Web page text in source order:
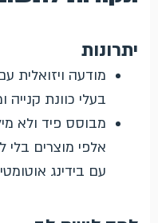
יתרונות
מודעה ויזואלית
בעלי כוונת
מבוסס פיד ולא
אלפי מוצרים
עם בידינג